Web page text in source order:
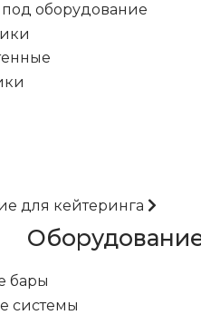
оборудование
для кейтеринга
бары
системы